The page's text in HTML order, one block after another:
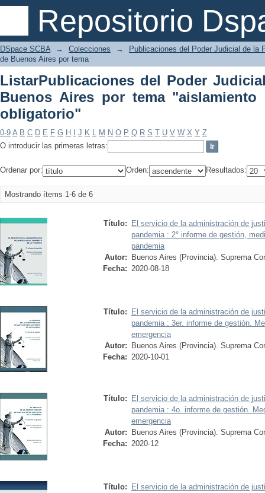
Repositorio
ListarPublicaciones del Poder
"aislamiento social preventivo y
DSpace SCBA → Colecciones →
Publicaciones del Poder Judicial de la
de Buenos Aires por tema
ListarPublicaciones del Poder
Buenos Aires por tema
obligatorio"
0-9 A B C D E F G H J K L M N O P Q R S T U V W X Y Z
O introducir las primeras letras:
Ordenar por: Orden: Resultados:
Mostrando ítems 1-6 de 6
Título:
El servicio de la administración de
pandemia : 2° informe de gestión,
pandemia
Autor:
Buenos Aires (Provincia). Suprema
Fecha: 2020-08-18
Título:
El servicio de la administración de
pandemia : 3er. informe de gestión.
emergencia
Autor:
Buenos Aires (Provincia). Suprema
Fecha: 2020-10-01
Título:
El servicio de la administración de
pandemia : 4o. informe de gestión.
emergencia
Autor:
Buenos Aires (Provincia). Suprema
Fecha: 2020-12
Título:
El servicio de la administración de